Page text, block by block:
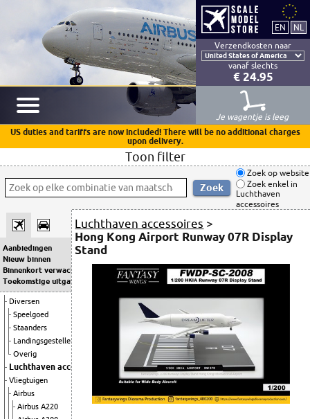
Verzendkosten naar
vanaf slechts
€ 24.95
Je wagentje is leeg
US duties and tariffs are now included! There will be no additional charges
upon delivery.
Toon filter
Zoek op website
Zoek enkel in
Luchthaven
accessoires
Aanbiedingen
Nieuw binnen
Binnenkort verwacht
Toekomstige uitgaven
Diversen
Speelgoed
Staanders
Landingsgestellen
Overig
Luchthaven accessoires
Vliegtuigen
Airbus
Airbus A220
Luchthaven accessoires >
Hong Kong Airport Runway 07R Display
Stand